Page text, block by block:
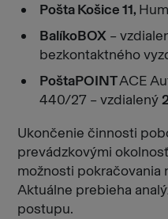
Pošta Košice 11,
BalíkoBOX–
bezkontaktného
PoštaPOINTACE
440/27 – vzdialený
Ukončenie činnosti
prevádzkovými
možnosti pokračovania
Aktuálne prebieha
postupu.